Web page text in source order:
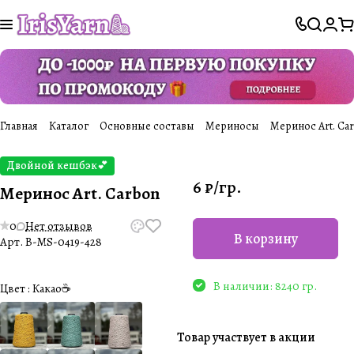
Главная Каталог Основные составы Мериносы Меринос Art.
Двойной кешбэк💕
Меринос Art. Carbon
0 Нет отзывов
Арт. B-MS-0419-428
Цвет : Какао☕️
6 ₽/гр.
В корзину
В наличии: 8240 гр.
Товар участвует в акции